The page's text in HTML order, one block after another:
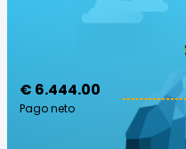
€ 6.444.00
Pago neto